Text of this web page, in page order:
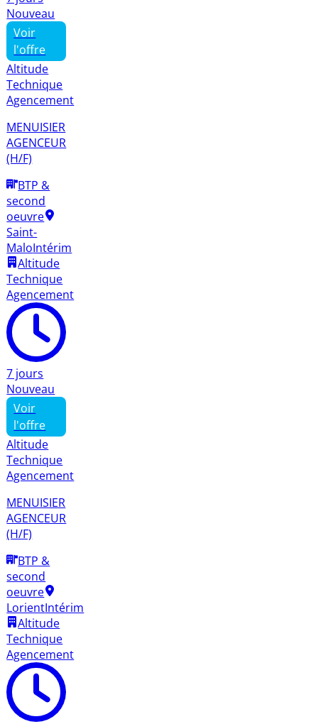
Nouveau
Voir
l'offre
Altitude
Technique
Agencement
MENUISIER
AGENCEUR
(H/F)
BTP &
second
oeuvre
Saint-
MaloIntérim
Altitude
Technique
Agencement
7 jours
Nouveau
Voir
l'offre
Altitude
Technique
Agencement
MENUISIER
AGENCEUR
(H/F)
BTP &
second
oeuvre
LorientIntérim
Altitude
Technique
Agencement